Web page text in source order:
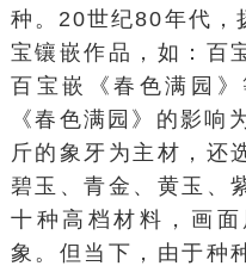
种。20世纪80年代，
宝镶嵌作品，如：百
百宝嵌《春色满园
《春色满园》的影响
斤的象牙为主材，还
碧玉、青金、黄玉、
十种高档材料，画
象。但当下，由于种